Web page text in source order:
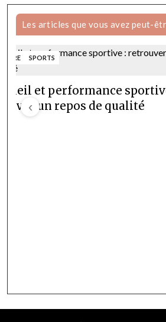
Les articles que vous avez peut-
‹
ÊTRE SPORTS
et performance
un repos de qualité